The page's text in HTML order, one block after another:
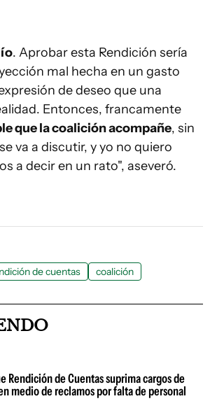
. Aprobar esta Rendición sería
mal hecha en un gasto
de deseo que una
Entonces, francamente
que la coalición acompañe, sin
va a discutir, y yo no quiero
a decir en un rato", aseveró.
de cuentas coalición
Rendición de Cuentas suprima cargos de
medio de reclamos por falta de personal